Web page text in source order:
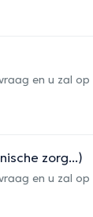
en u zal
zorg...)
en u zal